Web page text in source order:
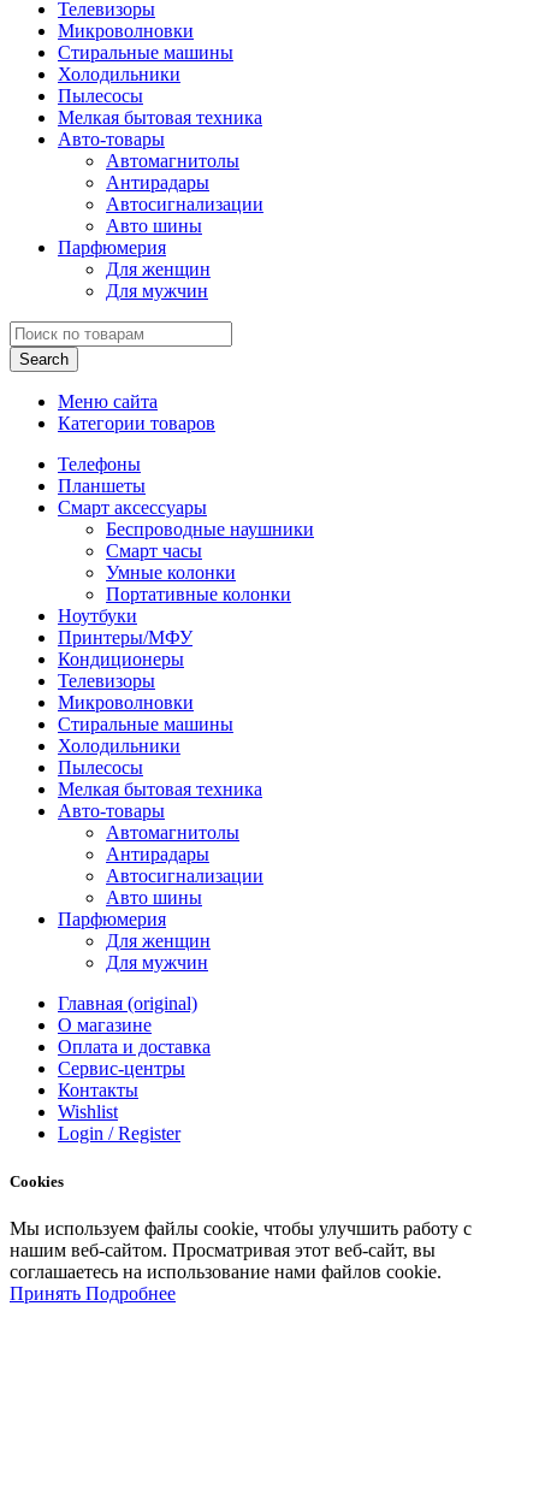
Телевизоры
Микроволновки
Стиральные машины
Холодильники
Пылесосы
Мелкая бытовая техника
Авто-товары
Автомагнитолы
Антирадары
Автосигнализации
Авто шины
Парфюмерия
Для женщин
Для мужчин
Search
Меню сайта
Категории товаров
Телефоны
Планшеты
Смарт аксессуары
Беспроводные наушники
Смарт часы
Умные колонки
Портативные колонки
Ноутбуки
Принтеры/МФУ
Кондиционеры
Телевизоры
Микроволновки
Стиральные машины
Холодильники
Пылесосы
Мелкая бытовая техника
Авто-товары
Автомагнитолы
Антирадары
Автосигнализации
Авто шины
Парфюмерия
Для женщин
Для мужчин
Главная (original)
О магазине
Оплата и доставка
Сервис-центры
Контакты
Wishlist
Login / Register
Cookies
Мы используем файлы cookie, чтобы улучшить работу с
нашим веб-сайтом. Просматривая этот веб-сайт, вы
соглашаетесь на использование нами файлов cookie.
Принять Подробнее